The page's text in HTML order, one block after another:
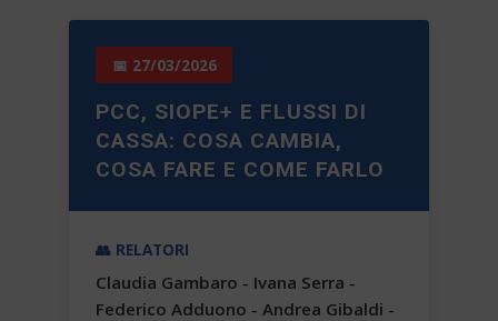
📅 27/03/2026
PCC, SIOPE+ E FLUSSI DI
CASSA: COSA CAMBIA,
COSA FARE E COME FARLO
👥 RELATORI
Claudia Gambaro - Ivana Serra -
Federico Adduono - Andrea Gibaldi -